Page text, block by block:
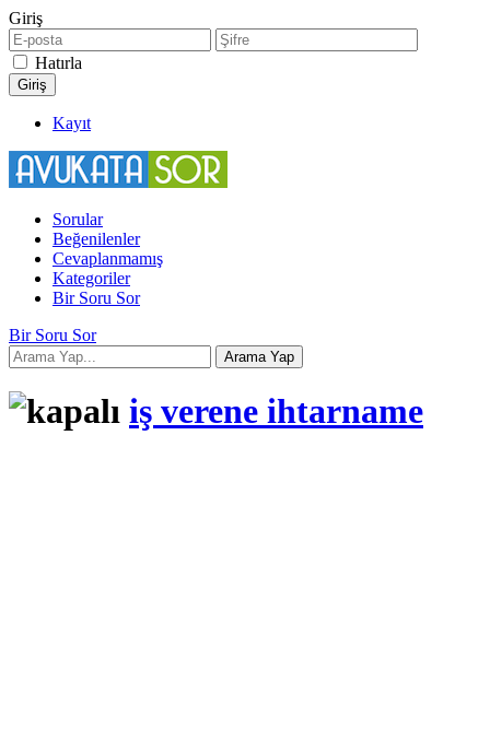
Giriş
Hatırla
Kayıt
Sorular
Beğenilenler
Cevaplanmamış
Kategoriler
Bir Soru Sor
Bir Soru Sor
iş verene ihtarname